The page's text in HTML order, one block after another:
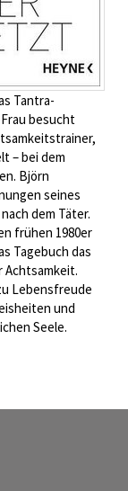
Tantra-
besucht
– bei dem
Björn
seines
dem Täter.
frühen 1980er
Tagebuch das
Achtsamkeit.
Lebensfreude
und
Seele.